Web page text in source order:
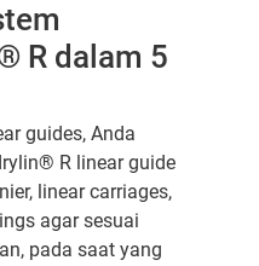
R dalam 5
guides, Anda
R linear guide
linear carriages,
agar sesuai
pada saat yang